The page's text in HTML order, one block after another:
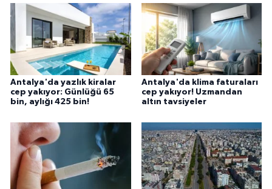
Antalya'da yazlık kiralar
cep yakıyor: Günlüğü 65
bin, aylığı 425 bin!
Antalya'da klima faturaları
cep yakıyor! Uzmandan
altın tavsiyeler